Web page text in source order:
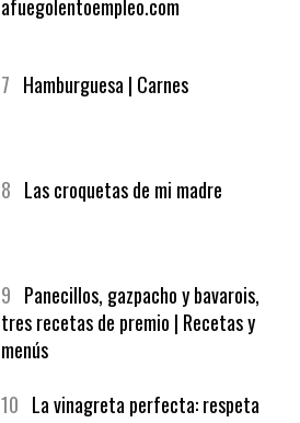
6Bolsa de trabajo:
9Panecillos, gazpacho y bavarois,
tres recetas de premio | Recetas y
menús